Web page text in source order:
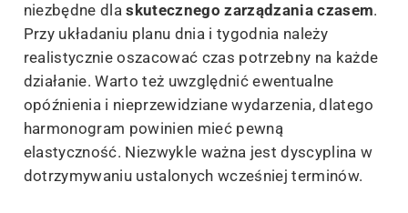
niezbędne dlaskutecznego zarządzania czasem.
Przy układaniu planu dnia i tygodnia należy
realistycznie oszacować czas potrzebny na każde
działanie. Warto też uwzględnić ewentualne
opóźnienia i nieprzewidziane wydarzenia, dlatego
harmonogram powinien mieć pewną
elastyczność. Niezwykle ważna jest dyscyplina w
dotrzymywaniu ustalonych wcześniej terminów.